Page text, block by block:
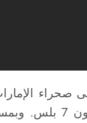
صحراء
رحلة لتصوير القمر على